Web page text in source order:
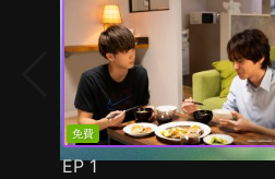
免費
EP1